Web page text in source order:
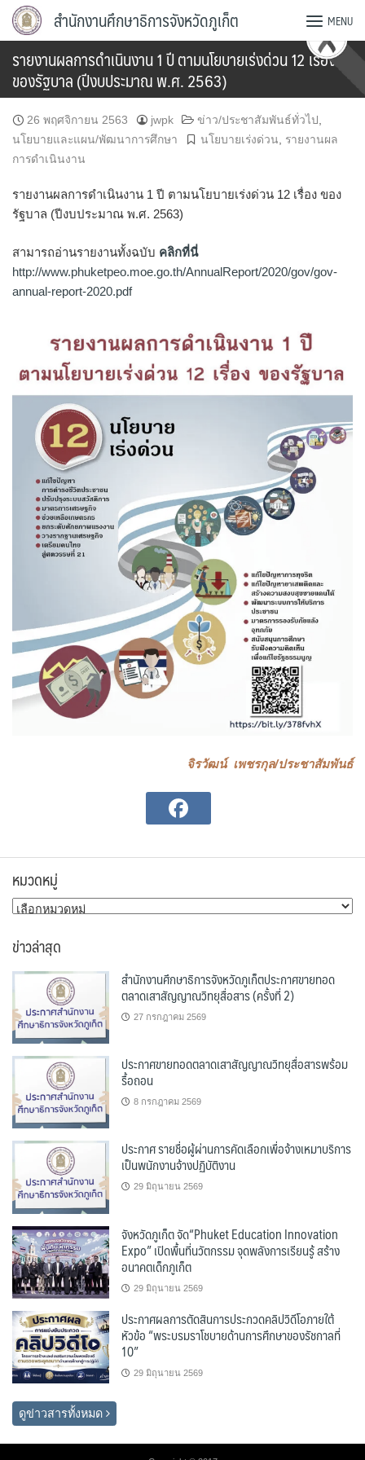
Skip
สำนักงานศึกษาธิการจังหวัดภูเก็ต MENU
รายงานผลการดำเนินงาน 1 ปี ตามนโยบายเร่งด่วน 12 เรื่อง
ของรัฐบาล (ปีงบประมาณ พ.ศ. 2563)
26 พฤศจิกายน 2563 jwpk ข่าว/ประชาสัมพันธ์ทั่วไป
นโยบายและแผน/พัฒนาการศึกษา
นโยบายเร่งด่วน
รายงานผล
การดำเนินงาน
รายงานผลการดำเนินงาน 1 ปี ตามนโยบายเร่งด่วน 12 เรื่อง ของ
รัฐบาล (ปีงบประมาณ พ.ศ. 2563)
สามารถอ่านรายงานทั้งฉบับ คลิกที่นี่
http://www.phuketpeo.moe.go.th/AnnualReport/2020/gov/gov-
annual-report-2020.pdf
จิรวัฒน์ เพชรกุล/ประชาสัมพันธ์
หมวดหมู่
หมวด
ข่าวล่าสุด
สำนักงานศึกษาธิการจังหวัดภูเก็ตประกาศขายทอด
ตลาดเสาสัญญาณวิทยุสื่อสาร (ครั้งที่ 2)
27 กรกฎาคม 2569
ประกาศขายทอดตลาดเสาสัญญาณวิทยุสื่อสารพร้อม
รื้อถอน
8 กรกฎาคม 2569
ประกาศ รายชื่อผู้ผ่านการคัดเลือกเพื่อจ้างเหมาบริการ
เป็นพนักงานจ้างปฏิบัติงาน
29 มิถุนายน 2569
จังหวัดภูเก็ต จัด“Phuket Education Innovation
Expo” เปิดพื้นที่นวัตกรรม จุดพลังการเรียนรู้ สร้าง
อนาคตเด็กภูเก็ต
29 มิถุนายน 2569
ประกาศผลการตัดสินการประกวดคลิปวิดีโอภายใต้
หัวข้อ “พระบรมราโชบายด้านการศึกษาของรัชกาลที่
10”
29 มิถุนายน 2569
ดูข่าวสารทั้งหมด